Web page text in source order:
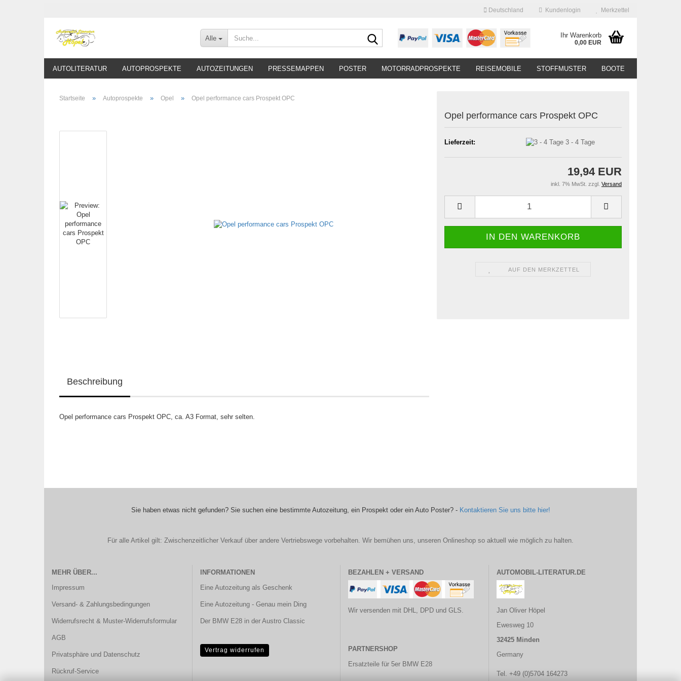
Deutschland Kundenlogin Merkzettel
Alle
Suche... Ihr Warenkorb
0,00 EUR
AUTOLITERATUR AUTOPROSPEKTE AUTOZEITUNGEN PRESSEMAPPEN POSTER MOTORRADPROSPEKTE REISEMOBILE STOFFMUSTER BOOTE
Startseite » Autoprospekte » Opel » Opel performance cars Prospekt OPC
Opel performance cars Prospekt OPC
Lieferzeit: 3 - 4 Tage
19,94 EUR
inkl. 7% MwSt. zzgl. Versand
AUF DEN MERKZETTEL
Beschreibung
Opel performance cars Prospekt OPC, ca. A3 Format, sehr selten.
Sie haben etwas nicht gefunden? Sie suchen eine bestimmte Autozeitung, ein Prospekt oder ein Auto Poster? - Kontaktieren Sie uns bitte hier!
Für alle Artikel gilt: Zwischenzeitlicher Verkauf über andere Vertriebswege vorbehalten. Wir bemühen uns, unseren Onlineshop so aktuell wie möglich zu halten.
MEHR ÜBER...
Impressum
Versand- & Zahlungsbedingungen
Widerrufsrecht & Muster-Widerrufsformular
AGB
Privatsphäre und Datenschutz
Rückruf-Service
INFORMATIONEN
Eine Autozeitung als Geschenk
Eine Autozeitung - Genau mein Ding
Der BMW E28 in der Austro Classic
Vertrag widerrufen
BEZAHLEN + VERSAND
Wir versenden mit DHL, DPD und GLS.
PARTNERSHOP
Ersatzteile für 5er BMW E28
AUTOMOBIL-LITERATUR.DE
Jan Oliver Höpel
Ewesweg 10
32425 Minden
Germany
Tel. +49 (0)5704 164273